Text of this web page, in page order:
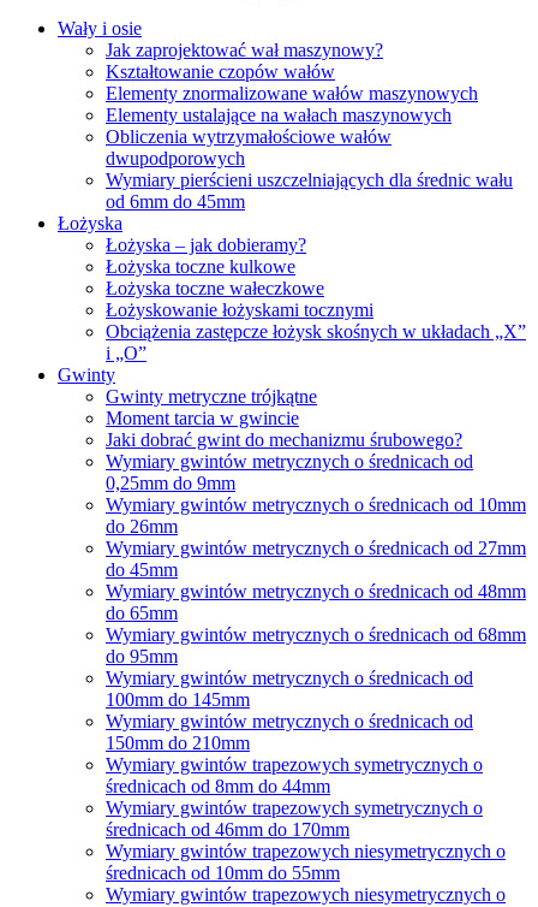
Wały i osie
Jak zaprojektować wał maszynowy?
Kształtowanie czopów wałów
Elementy znormalizowane wałów maszynowych
Elementy ustalające na wałach maszynowych
Obliczenia wytrzymałościowe wałów
dwupodporowych
Wymiary pierścieni uszczelniających dla średnic wału
od 6mm do 45mm
Łożyska
Łożyska – jak dobieramy?
Łożyska toczne kulkowe
Łożyska toczne wałeczkowe
Łożyskowanie łożyskami tocznymi
Obciążenia zastępcze łożysk skośnych w układach „X”
i „O”
Gwinty
Gwinty metryczne trójkątne
Moment tarcia w gwincie
Jaki dobrać gwint do mechanizmu śrubowego?
Wymiary gwintów metrycznych o średnicach od
0,25mm do 9mm
Wymiary gwintów metrycznych o średnicach od 10mm
do 26mm
Wymiary gwintów metrycznych o średnicach od 27mm
do 45mm
Wymiary gwintów metrycznych o średnicach od 48mm
do 65mm
Wymiary gwintów metrycznych o średnicach od 68mm
do 95mm
Wymiary gwintów metrycznych o średnicach od
100mm do 145mm
Wymiary gwintów metrycznych o średnicach od
150mm do 210mm
Wymiary gwintów trapezowych symetrycznych o
średnicach od 8mm do 44mm
Wymiary gwintów trapezowych symetrycznych o
średnicach od 46mm do 170mm
Wymiary gwintów trapezowych niesymetrycznych o
średnicach od 10mm do 55mm
Wymiary gwintów trapezowych niesymetrycznych o